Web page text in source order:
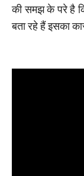
की समझ के परे है
बता रहे हैं इसका